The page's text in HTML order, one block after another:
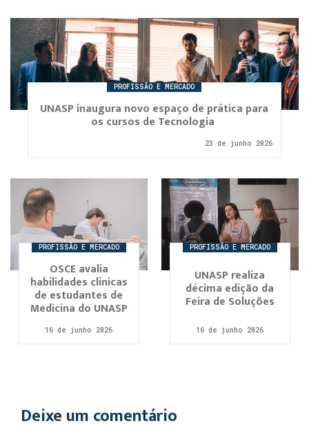
PROFISSÃO E MERCADO
UNASP inaugura novo espaço de prática para
os cursos de Tecnologia
23 de junho 2026
PROFISSÃO E MERCADO
OSCE avalia
habilidades clínicas
de estudantes de
Medicina do UNASP
16 de junho 2026
PROFISSÃO E MERCADO
UNASP realiza
décima edição da
Feira de Soluções
16 de junho 2026
Deixe um comentário